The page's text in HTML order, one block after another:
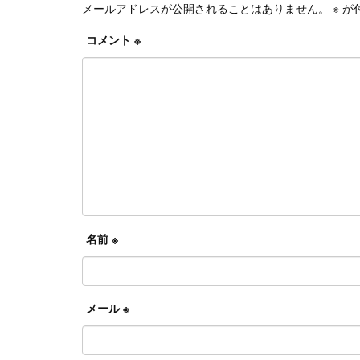
メールアドレスが公開されることはありません。 ※ が
コメント ※
名前 ※
メール※